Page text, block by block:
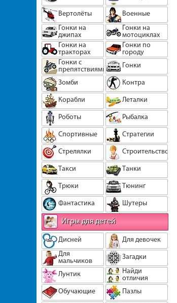
Вертолёты
Военные
Гонки на
джипах
Гонки на
мотоциклах
Гонки на
тракторах
Гонки по
городу
Гонки с
препятствиями
Гонки
Зомби
Контра
Корабли
Леталки
Роботы
Рыбалка
Спортивные
Стратегии
Стрелялки
Строительство
Такси
Танки
Трюки
Тюнинг
Фантастика
Шутеры
Игры для детей
Дисней
Для девочек
Для
мальчиков
Загадки
Лунтик
Найди
отличия
Обучающие
Пазлы